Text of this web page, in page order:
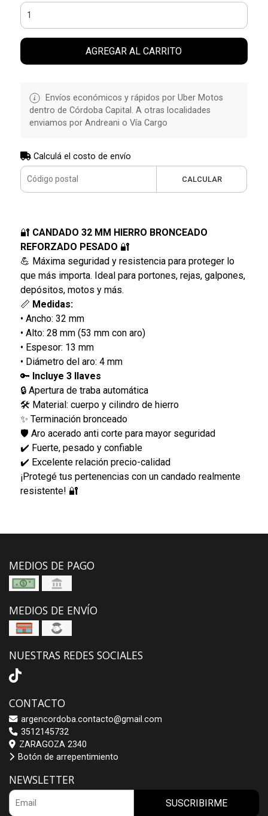
AGREGAR AL CARRITO
Envíos económicos y rápidos por Uber Motos
dentro de Córdoba Capital. A otras localidades
enviamos por Andreani o Vía Cargo
Calculá el costo de envío
CALCULAR
🔐 CANDADO 32 MM HIERRO BRONCEADO
REFORZADO PESADO 🔐
💪 Máxima seguridad y resistencia para proteger lo
que más importa. Ideal para portones, rejas, galpones,
depósitos, motos y más.
📏 Medidas:
• Ancho: 32 mm
• Alto: 28 mm (53 mm con aro)
• Espesor: 13 mm
• Diámetro del aro: 4 mm
🔑 Incluye 3 llaves
🔒 Apertura de traba automática
🛠 Material: cuerpo y cilindro de hierro
✨ Terminación bronceado
🛡 Aro acerado anti corte para mayor seguridad
✔️ Fuerte, pesado y confiable
✔️ Excelente relación precio-calidad
¡Protegé tus pertenencias con un candado realmente
resistente! 🔐
MEDIOS DE PAGO
MEDIOS DE ENVÍO
NUESTRAS REDES SOCIALES
CONTACTO
argencordoba.contacto@gmail.com
3512145732
ZARAGOZA 2340
Botón de arrepentimiento
NEWSLETTER
SUSCRIBIRME